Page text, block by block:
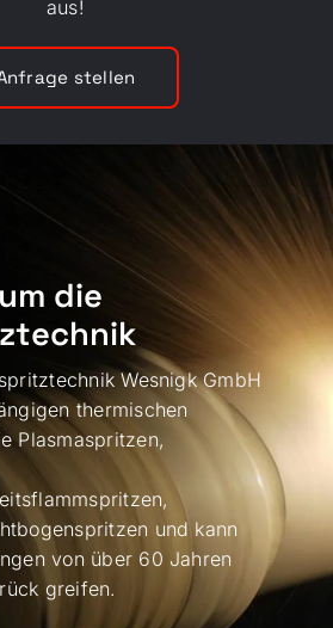
aus!
stellen
die
Wesnigk GmbH
thermischen
Plasmaspritzen,
und kann
von über 60 Jahren
greifen.